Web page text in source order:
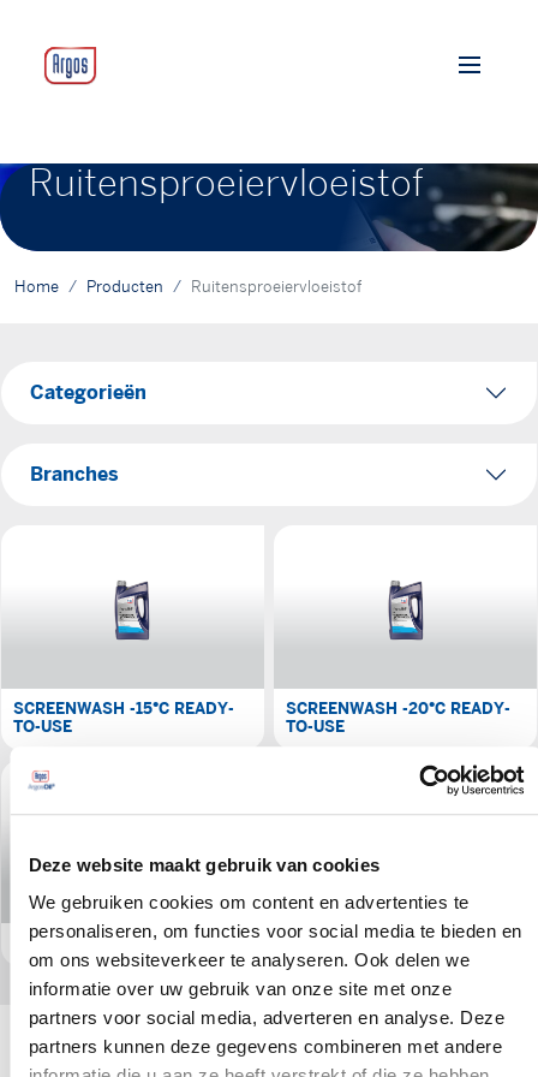
Deze website maakt gebruik van cookies
We gebruiken cookies om content en advertenties te
personaliseren, om functies voor social media te bieden en
om ons websiteverkeer te analyseren. Ook delen we
informatie over uw gebruik van onze site met onze
partners voor social media, adverteren en analyse. Deze
partners kunnen deze gegevens combineren met andere
Ruitensproeiervloeistof
Home Producten Ruitensproeiervloeistof
Categorieën
Branches
SCREENWASH -15°C READY-
TO-USE
SCREENWASH -20°C READY-
TO-USE
SCREENWASH CONCENTRATE